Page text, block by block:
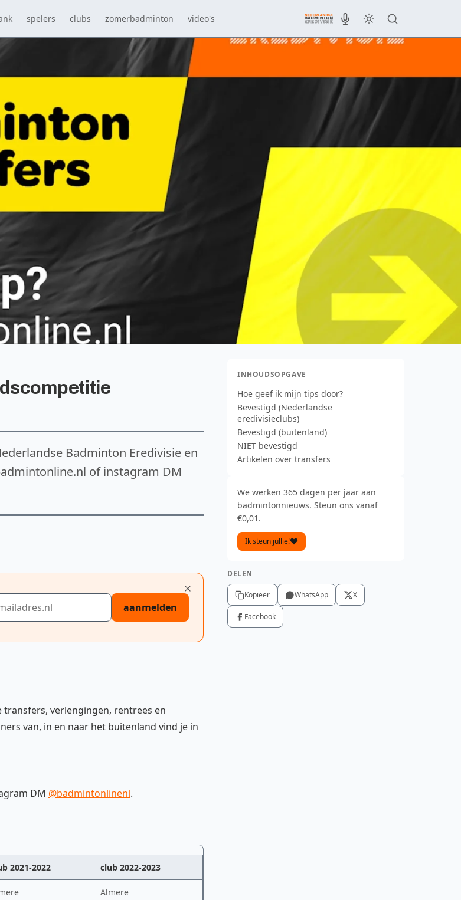
spelers clubs zomerbadminton video's
Badminton Eredivisie en
of instagram DM
aanmelden
verlengingen, rentrees en
van, in en naar het buitenland vind je in
DM @badmintonlinenl.
2021-2022 club 2022-2023
Almere
INHOUDSOPGAVE
Hoe geef ik mijn tips door?
Bevestigd (Nederlandse
eredivisieclubs)
Bevestigd (buitenland)
NIET bevestigd
Artikelen over transfers
We werken 365 dagen per jaar aan
badmintonnieuws. Steun ons vanaf
€0,01.
Ik steun jullie!
DELEN
Kopieer WhatsApp X
Facebook